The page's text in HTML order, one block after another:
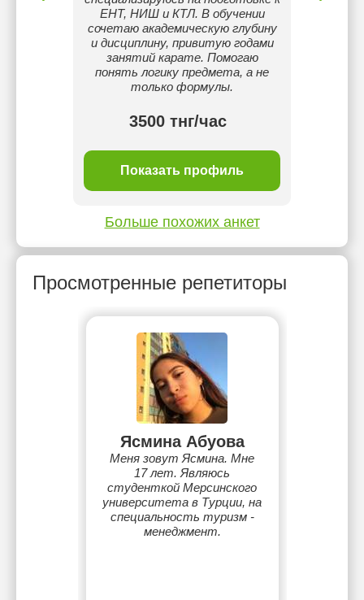
ЕНТ, НИШ и КТЛ. В обучении
сочетаю академическую глубину
и дисциплину, привитую годами
занятий карате. Помогаю
понять логику предмета, а не
только формулы.
3500 тнг/час
Показать профиль
Больше похожих анкет
Просмотренные репетиторы
Ясмина Абуова
Меня зовут Ясмина. Мне
17 лет. Являюсь
студенткой Мерсинского
университета в Турции, на
специальность туризм -
менеджмент.